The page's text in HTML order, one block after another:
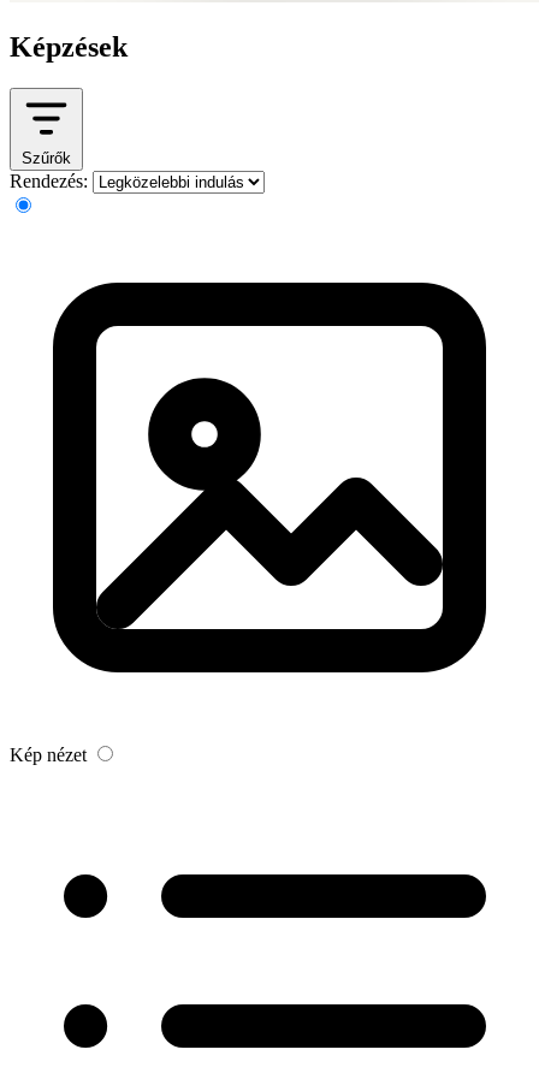
Képzések
Szűrők
Rendezés:
Kép nézet